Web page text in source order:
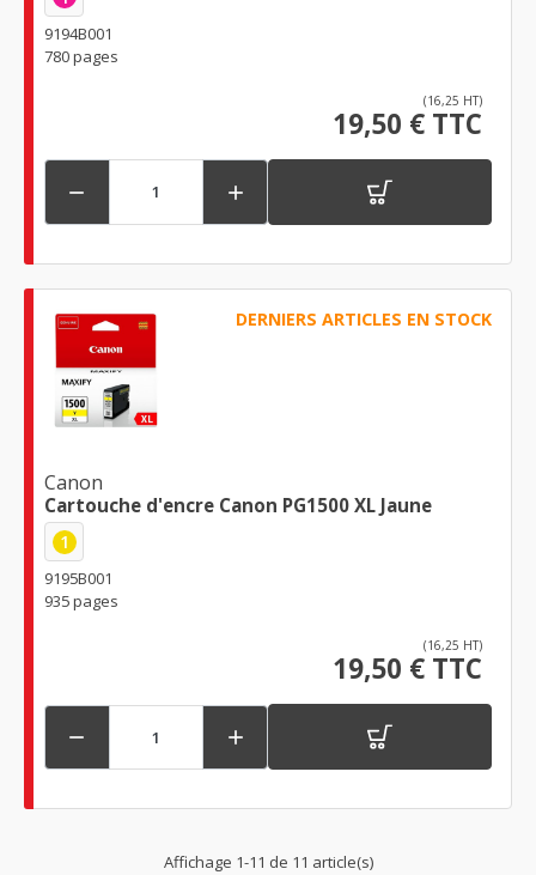
9194B001
780 pages
(16,25 HT)
19,50 € TTC
 
DERNIERS ARTICLES EN STOCK
Canon
Cartouche d'encre Canon PG1500 XL Jaune
1
9195B001
935 pages
(16,25 HT)
19,50 € TTC
 
Affichage 1-11 de 11 article(s)